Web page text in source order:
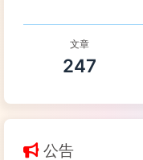
文章
247
公告